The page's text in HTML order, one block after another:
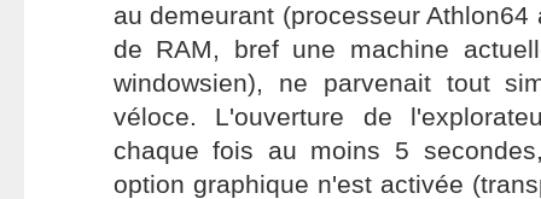
au demeurant (processeur
de RAM, bref une machine
windowsien), ne parvenait tout
véloce. L'ouverture de
chaque fois au moins 5
option graphique n'est activée